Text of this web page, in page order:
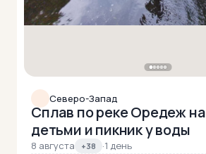
Северо-Запад
Сплав по реке Оредеж на
детьми и пикник у воды
8 августа +38 ·1 день